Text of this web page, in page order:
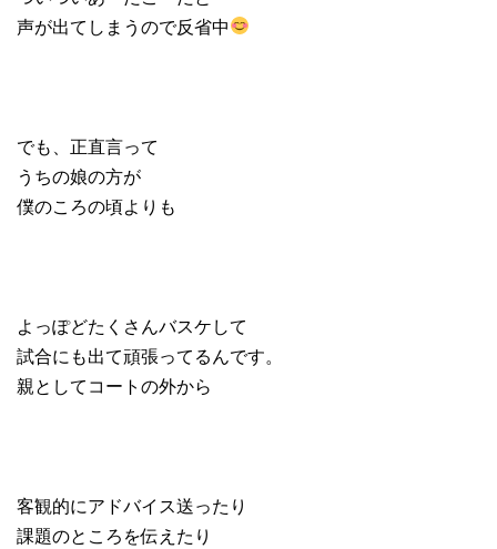
声が出てしまうので反省中
でも、正直言って
うちの娘の方が
僕のころの頃よりも
よっぽどたくさんバスケして
試合にも出て頑張ってるんです。
親としてコートの外から
客観的にアドバイス送ったり
課題のところを伝えたり